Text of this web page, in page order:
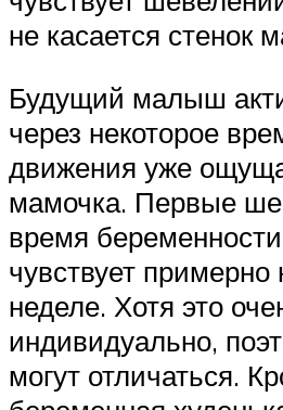
не касается стенок
Будущий малыш
через некоторое
движения уже
мамочка. Первые
время
чувствует
неделе. Хотя это
индивидуально,
могут отличаться.